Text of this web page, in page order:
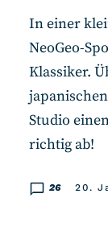
COMMUNITY
IMPRESSUM
DATENSCHUTZ
KONTAKT
26 20.
In einer
NeoGeo-
Klassiker.
Studio
richtig ab!